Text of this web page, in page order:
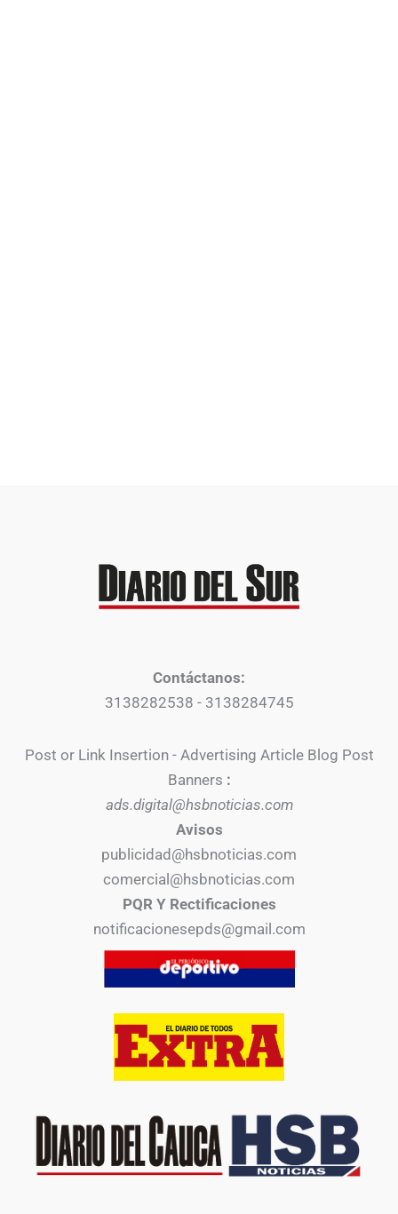
Contáctanos:
3138282538 - 3138284745
Post or Link Insertion - Advertising Article Blog Post
Banners :
ads.digital@hsbnoticias.com
Avisos
publicidad@hsbnoticias.com
comercial@hsbnoticias.com
PQR Y Rectificaciones
notificacionesepds@gmail.com